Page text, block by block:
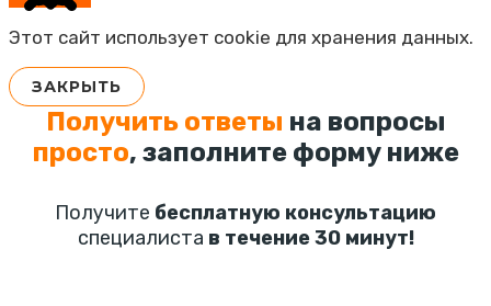
Этот сайт использует cookie для хранения данных.
ЗАКРЫТЬ
Получить ответы на вопросы
просто, заполните форму ниже
Получите бесплатную консультацию
специалиста в течение 30 минут!